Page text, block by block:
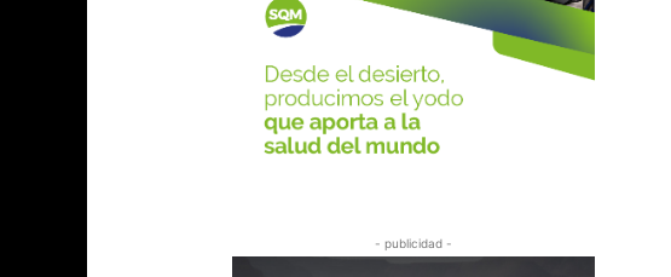
- publicidad -